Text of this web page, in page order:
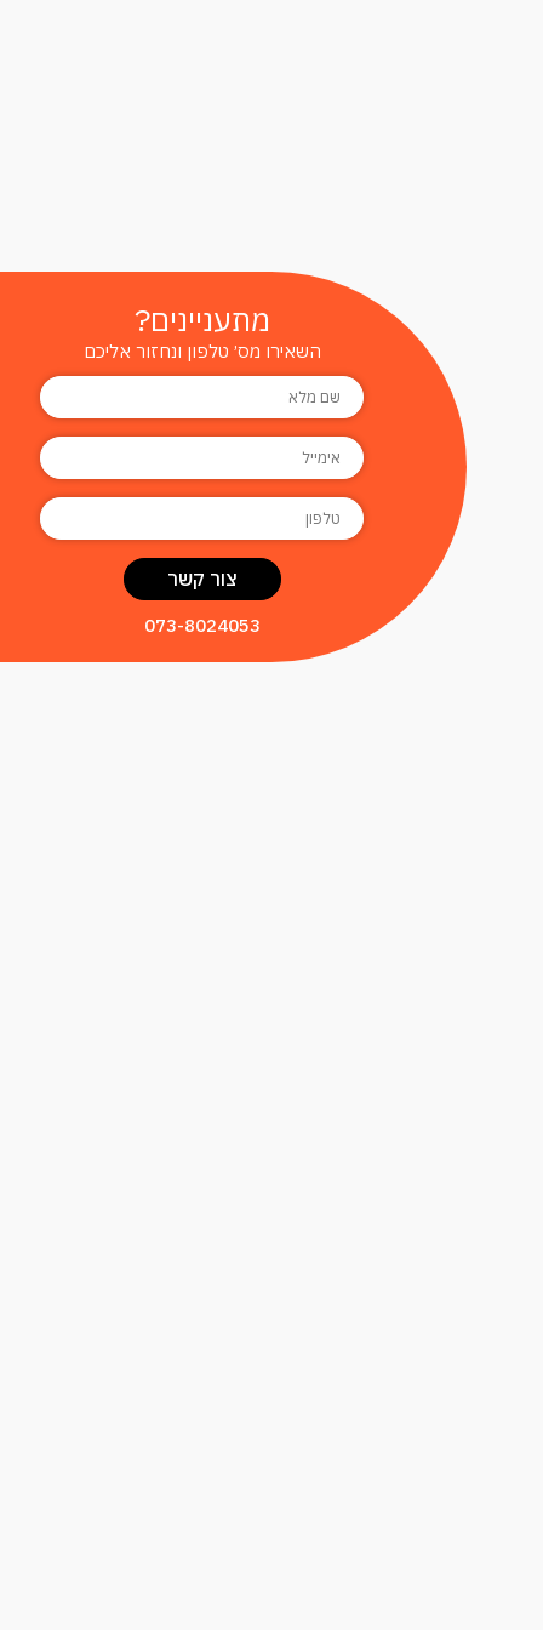
מתעניינים?
השאירו מס׳ טלפון ונחזור אליכם
073-8024053